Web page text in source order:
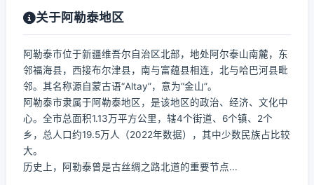
关于阿勒泰地区
阿勒泰市位于新疆维吾尔自治区北部，地处阿尔泰山南麓，东
邻福海县，西接布尔津县，南与富蕴县相连，北与哈巴河县毗
邻。其名称源自蒙古语“Altay”，意为“金山”。
阿勒泰市隶属于阿勒泰地区，是该地区的政治、经济、文化中
心。全市总面积1.13万平方公里，辖4个街道、6个镇、2个
乡，总人口约19.5万人（2022年数据），其中少数民族占比较
大。
历史上，阿勒泰曾是古丝绸之路北道的重要节点...